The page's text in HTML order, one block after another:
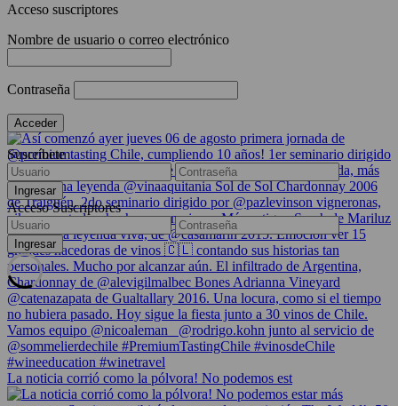
La noticia corrió como la pólvora! No podemos est
Acceso suscriptores
Nombre de usuario o correo electrónico
Contraseña
Suscríbete
Acceso Suscriptores